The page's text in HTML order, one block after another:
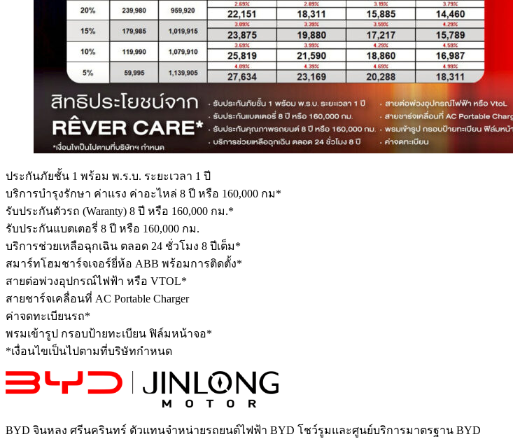
ประกันภัยชั้น 1 พร้อม พ.ร.บ. ระยะเวลา 1 ปี
บริการบำรุงรักษา ค่าแรง ค่าอะไหล่ 8 ปี หรือ 160,000 กม*
รับประกันตัวรถ (Waranty) 8 ปี หรือ 160,000 กม.*
รับประกันแบตเตอรี่ 8 ปี หรือ 160,000 กม.
บริการช่วยเหลือฉุกเฉิน ตลอด 24 ชั่วโมง 8 ปีเต็ม*
สมาร์ทโฮมชาร์จเจอร์​ยี่ห้อ ABB พร้อมการติดตั้ง*
สายต่อพ่วงอุปกรณ์ไฟฟ้า หรือ VTOL*
สายชาร์จเคลื่อนที่ AC Portable Charger
ค่าจดทะเบียนรถ*
พรมเข้ารูป​ กรอบป้ายทะเบียน ฟิล์มหน้าจอ*
*เงื่อนไขเป็นไปตามที่บริษัทกำหนด
BYD จินหลง ศรีนครินทร์ ตัวแทนจำหน่ายรถยนต์ไฟฟ้า BYD โชว์รูมและศูนย์บริการมาตรฐาน BYD